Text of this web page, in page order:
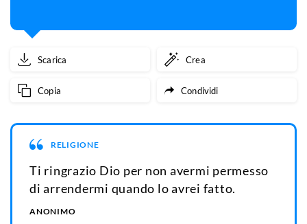
Scarica Crea
Copia Condividi
RELIGIONE
Ti ringrazio Dio per non avermi permesso
di arrendermi quando lo avrei fatto.
ANONIMO